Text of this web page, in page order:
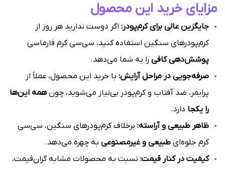
مزایای خرید این محصول
جایگزین عالی برای کرم‌پودر: اگر دوست ندارید هر روز از
کرم‌پودرهای سنگین استفاده کنید، سی‌سی کرم فارماسی
پوشش‌دهی کافی را به شما می‌دهد.
صرفه‌جویی در مراحل آرایش: با خرید این محصول، عملاً از
پرایمر، ضد آفتاب و کرم‌پودر بی‌نیاز می‌شوید، چونهمه این‌ها
را یکجا دارد.
ظاهر طبیعی و آراسته: برخلاف کرم‌پودرهای سنگین، سی‌سی
کرم جلوه‌ای طبیعی و غیرمصنوعی به چهره می‌دهد.
کیفیت در کنار قیمت: نسبت به محصولات مشابه گران‌قیمت،